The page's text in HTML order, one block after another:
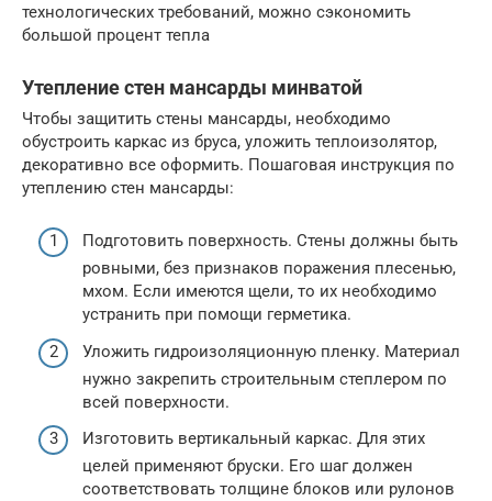
технологических требований, можно сэкономить
большой процент тепла
Утепление стен мансарды минватой
Чтобы защитить стены мансарды, необходимо
обустроить каркас из бруса, уложить теплоизолятор,
декоративно все оформить. Пошаговая инструкция по
утеплению стен мансарды:
Подготовить поверхность. Стены должны быть
ровными, без признаков поражения плесенью,
мхом. Если имеются щели, то их необходимо
устранить при помощи герметика.
Уложить гидроизоляционную пленку. Материал
нужно закрепить строительным степлером по
всей поверхности.
Изготовить вертикальный каркас. Для этих
целей применяют бруски. Его шаг должен
соответствовать толщине блоков или рулонов